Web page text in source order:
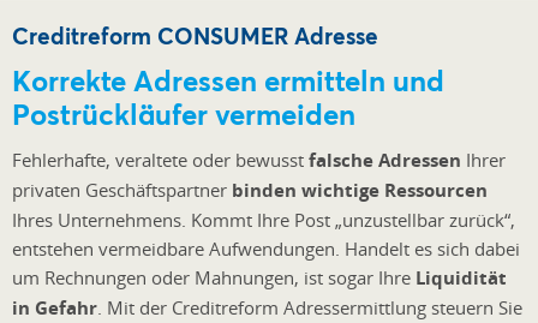
Creditreform CONSUMER Adresse
Korrekte Adressen ermitteln und
Postrückläufer vermeiden
Fehlerhafte, veraltete oder bewusst falsche Adressen Ihrer
privaten Geschäftspartner binden wichtige Ressourcen
Ihres Unternehmens. Kommt Ihre Post „unzustellbar zurück“,
entstehen vermeidbare Aufwendungen. Handelt es sich dabei
um Rechnungen oder Mahnungen, ist sogar Ihre Liquidität
in Gefahr . Mit der Creditreform Adressermittlung steuern Sie